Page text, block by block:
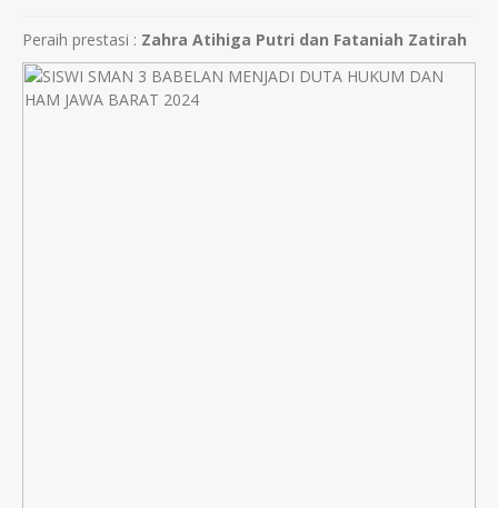
Peraih prestasi : Zahra Atihiga Putri dan Fataniah Zatirah